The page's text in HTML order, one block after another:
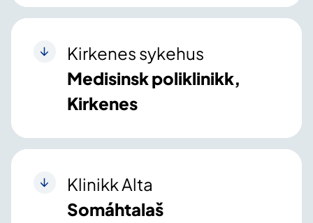
Kirkenes sykehus
Medisinsk poliklinikk,
Kirkenes
Klinikk Alta
Somáhtalaš